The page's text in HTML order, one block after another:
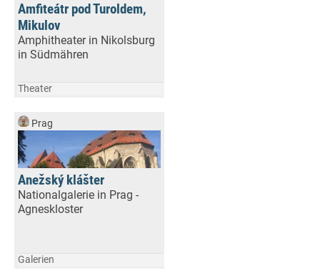
Amfiteátr pod Turoldem,
Mikulov
Amphitheater in Nikolsburg
in Südmähren
Theater
Prag
Anežský klášter
Nationalgalerie in Prag -
Agneskloster
Galerien